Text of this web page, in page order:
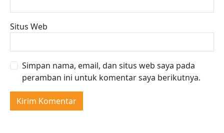
Situs Web
Simpan nama, email, dan situs web saya pada
peramban ini untuk komentar saya berikutnya.